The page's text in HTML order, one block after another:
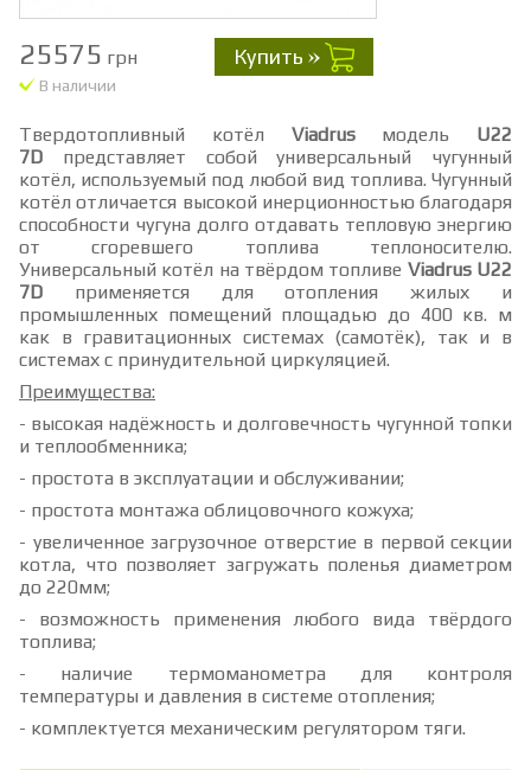
25575 грн
В наличии
Купить
Твердотопливный котёл Viadrusмодель U22
7D представляет собой универсальный чугунный
котёл, используемый под любой вид топлива. Чугунный
котёл отличается высокой инерционностью благодаря
способности чугуна долго отдавать тепловую энергию
от сгоревшего топлива теплоносителю.
Универсальный котёл на твёрдом топливе Viadrus U22
7D применяется для отопления жилых и
промышленных помещений площадью до 400 кв. м
как в гравитационных системах (самотёк), так и в
системах с принудительной циркуляцией.
Преимущества:
- высокая надёжность и долговечность чугунной топки
и теплообменника;
- простота в эксплуатации и обслуживании;
- простота монтажа облицовочного кожуха;
- увеличенное загрузочное отверстие в первой секции
котла, что позволяет загружать поленья диаметром
до 220мм;
- возможность применения любого вида твёрдого
топлива;
- наличие термоманометра для контроля
температуры и давления в системе отопления;
- комплектуется механическим регулятором тяги.